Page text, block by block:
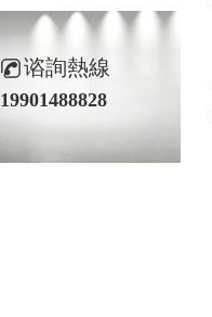
谘詢熱線
19901488828